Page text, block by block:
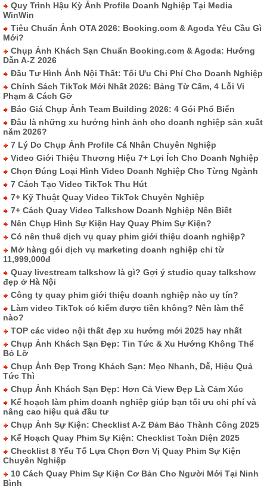
Quy Trình Hậu Kỳ Ảnh Profile Doanh Nghiệp Tại Media
WinWin
Tiêu Chuẩn Ảnh OTA 2026: Booking.com & Agoda Yêu Cầu Gì
Mới?
Chụp Ảnh Khách Sạn Chuẩn Booking.com & Agoda: Hướng
Dẫn A-Z 2026
Đầu Tư Hình Ảnh Nội Thất: Tối Ưu Chi Phí Cho Doanh Nghiệp
Chính Sách TikTok Mới Nhất 2026: Bảng Từ Cấm, 4 Lỗi Vi
Phạm & Cách Gỡ
Báo Giá Chụp Ảnh Team Building 2026: 4 Gói Phổ Biến
Đâu là những xu hướng hình ảnh cho doanh nghiệp sản xuất
năm 2026?
7 Lý Do Chụp Ảnh Profile Cá Nhân Chuyên Nghiệp
Video Giới Thiệu Thương Hiệu 7+ Lợi Ích Cho Doanh Nghiệp
Chọn Đúng Loại Hình Video Doanh Nghiệp Cho Từng Ngành
7 Cách Tạo Video TikTok Thu Hút
7+ Kỹ Thuật Quay Video TikTok Chuyên Nghiệp
7+ Cách Quay Video Talkshow Doanh Nghiệp Nên Biết
Nên Chụp Hình Sự Kiện Hay Quay Phim Sự Kiện?
Có nên thuê dịch vụ quay phim giới thiệu doanh nghiệp?
Mở hàng gói dịch vụ marketing doanh nghiệp chỉ từ
11,999,000đ
Quay livestream talkshow là gì? Gợi ý studio quay talkshow
đẹp ở Hà Nội
Công ty quay phim giới thiệu doanh nghiệp nào uy tín?
Làm video TikTok có kiếm được tiền không? Nên làm thế
nào?
TOP các video nội thất đẹp xu hướng mới 2025 hay nhất
Chụp Ảnh Khách Sạn Đẹp: Tin Tức & Xu Hướng Không Thể
Bỏ Lỡ
Chụp Ảnh Đẹp Trong Khách Sạn: Mẹo Nhanh, Dễ, Hiệu Quả
Tức Thì
Chụp Ảnh Khách Sạn Đẹp: Hơn Cả View Đẹp Là Cảm Xúc
Kế hoạch làm phim doanh nghiệp giúp bạn tối ưu chi phí và
nâng cao hiệu quả đầu tư
Chụp Ảnh Sự Kiện: Checklist A-Z Đảm Bảo Thành Công 2025
Kế Hoạch Quay Phim Sự Kiện: Checklist Toàn Diện 2025
Checklist 8 Yếu Tố Lựa Chọn Đơn Vị Quay Phim Sự Kiện
Chuyên Nghiệp
10 Cách Quay Phim Sự Kiện Cơ Bản Cho Người Mới Tại Ninh
Bình